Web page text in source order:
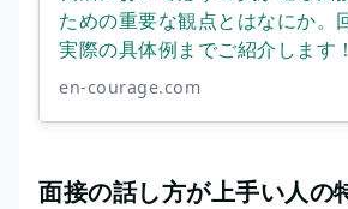
ための重要な観点とはなにか。
実際の具体例までご紹介します！
en-courage.com
面接の話し方が上手い人の